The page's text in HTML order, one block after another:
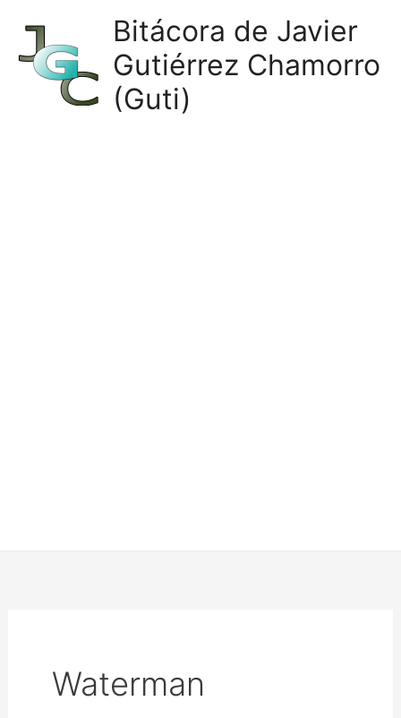
contenido
Bitácora de Javier
Gutiérrez Chamorro
(Guti)
Waterman